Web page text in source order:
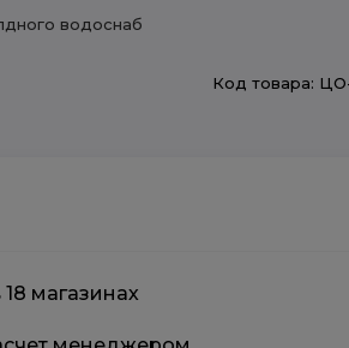
водоснаб
Код товара:
магазинах